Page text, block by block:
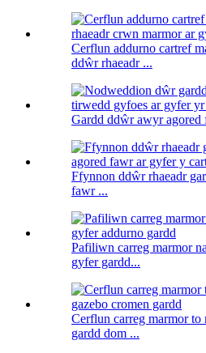
Cerflun addurno cartref
ddŵr rhaeadr ...
Gardd ddŵr awyr
Ffynnon ddŵr rhaeadr
fawr ...
Pafiliwn carreg marmor
gyfer gardd...
Cerflun carreg marmor to
gardd dom ...